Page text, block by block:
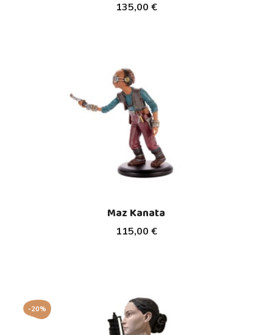
135,00 €
115,00 €
Maz Kanata
-20%